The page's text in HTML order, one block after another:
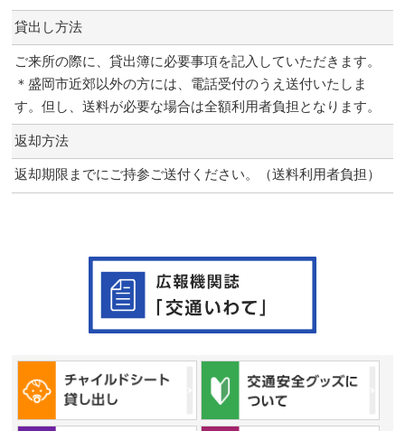
貸出し方法
ご来所の際に、貸出簿に必要事項を記入していただきます。
＊盛岡市近郊以外の方には、電話受付のうえ送付いたしま
す。但し、送料が必要な場合は全額利用者負担となります。
返却方法
返却期限までにご持参ご送付ください。（送料利用者負担）